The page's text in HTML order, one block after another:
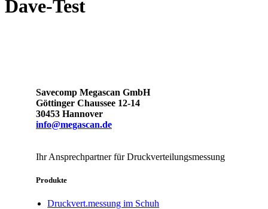
Dave-Test
Savecomp Megascan GmbH
Göttinger Chaussee 12-14
30453 Hannover
info@megascan.de
Ihr Ansprechpartner für Druckverteilungsmessung
Produkte
Druckvert.messung im Schuh